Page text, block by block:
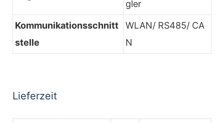
gler
Kommunikationsschnitt
stelle
WLAN/ RS485/ CA
N
Lieferzeit